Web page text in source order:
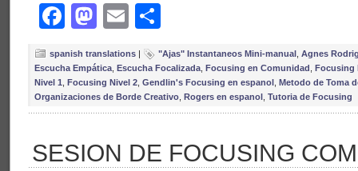
Facebook
Mastodon
Email
spanish translations | "Ajas" Instantaneos Mini-manual Agnes
Escucha Empática Escucha Focalizada Focusing en Comunidad Focusing
Nivel 1 Focusing Nivel 2 Gendlin's Focusing en espanol Metodo de Toma
Organizaciones de Borde Creativo Rogers en espanol Tutoria de Focusing
SESION DE FOCUSING